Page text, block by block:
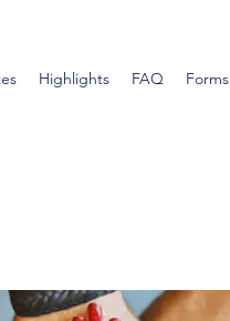
Highlights FAQ Forms